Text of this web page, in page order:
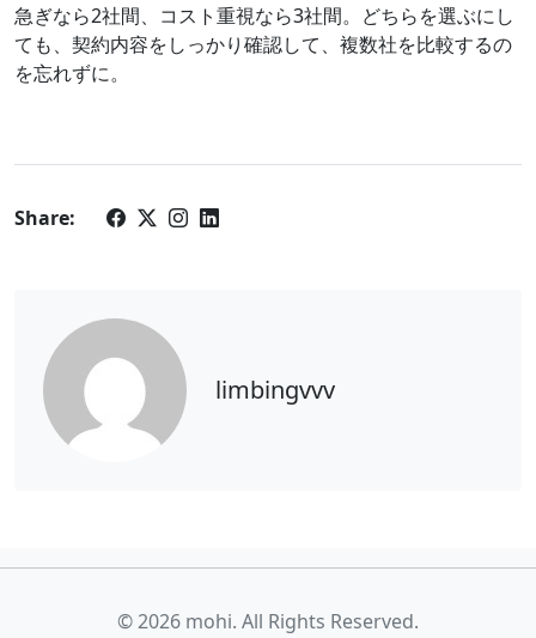
急ぎなら2社間、コスト重視なら3社間。どちらを選ぶにし
ても、契約内容をしっかり確認して、複数社を比較するの
を忘れずに。
Share:
limbingvvv
© 2026 mohi. All Rights Reserved.